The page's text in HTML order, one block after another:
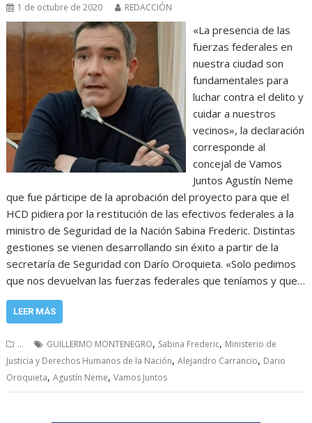
1 de octubre de 2020 REDACCIÓN
«La presencia de las
fuerzas federales en
nuestra ciudad son
fundamentales para
luchar contra el delito y
cuidar a nuestros
vecinos», la declaración
corresponde al
concejal de Vamos
Juntos Agustín Neme
que fue párticipe de la aprobación del proyecto para que el
HCD pidiera por la restitución de las efectivos federales a la
ministro de Seguridad de la Nación Sabina Frederic. Distintas
gestiones se vienen desarrollando sin éxito a partir de la
secretaría de Seguridad con Darío Oroquieta. «Solo pedimos
que nos devuelvan las fuerzas federales que teníamos y que…
LEER MÁS
... GUILLERMO MONTENEGRO, Sabina Frederic, Ministerio de
Justicia y Derechos Humanos de la Nación,Alejandro Carrancio, Dario
Oroquieta,Agustín Neme,Vamos Juntos